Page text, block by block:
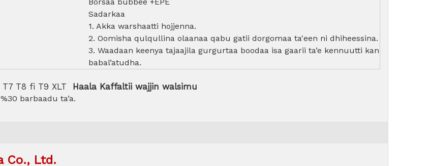
Sadarkaa
1. Akka warshaatti hojjenna.
2. Oomisha qulqullina olaanaa qabu gatii dorgomaa ta'een ni dhiheessina.
3. Waadaan keenya tajaajila gurgurtaa boodaa isa gaarii ta’e kennuutti kan
babal’atudha.
T8 fi T9 XLT Haala Kaffaltii wajjin walsimu
barbaadu ta’a.
Co., Ltd.